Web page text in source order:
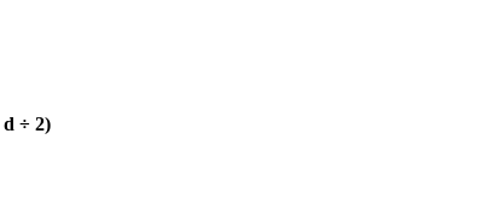
÷ 2)